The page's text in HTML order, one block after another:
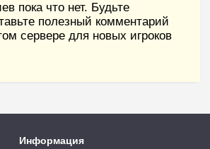
пока что нет. Будьте
полезный комментарий
сервере для новых игроков
Информация